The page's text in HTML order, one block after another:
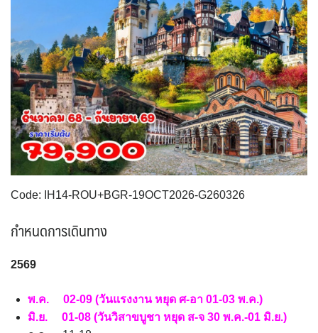
SGP สิงคโปร์ 4
SYR ซีเรีย 0 TWN ไต้หวัน 10
TJK ทาจิกิสถาน 1 TKM เติร์กเมนิสถาน 1
ARE ดูไบ, UAE 0 UZB อุซเบกิสถาน 4
ตะวันออกกลาง 0 YEM เยเมน 0
VNM เวียดนาม 35
จอร์แดน - อียิปต์ 4
MDA มอลโดวา 0
MLT มอลต้า 1
NLD เนเธอร์แลนด์ 0 NOR นอร์เวย์ 3
POL โปแลนด์ 3 PRT โปรตุเกส 3
RUS รัสเซีย 3 สแกนดิเนเวีย 7
ESP สเปน 4
SVN สโลวิเนีย 2 CHE สวิตเซอร์แลนด์ 8
TUR ตุรเคีย 12 UKR ยูเครน 0
UK อังกฤษ+สหราชอาณาจักร
9
ร์ก (BENELUX)
อิตาลี สวิส ฝรั่งเศส
Code: IH14-ROU+BGR-19OCT2026-G260326
กำหนดการเดินทาง
2569
พ.ค. 02-09 (วันแรงงาน หยุด ศ-อา 01-03 พ.ค.)
มิ.ย. 01-08 (วันวิสาขบูชา หยุด ส-จ 30 พ.ค.-01 มิ.ย.)